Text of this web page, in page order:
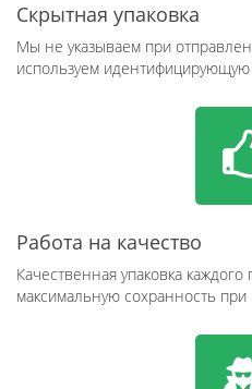
Скрытная упаковка
Мы не указываем при
используем идентифицирующую
Работа на качество
Качественная упаковка
максимальную сохранность при